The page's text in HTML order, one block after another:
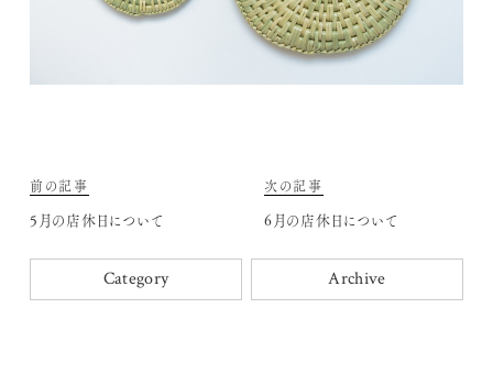
前の記事
5月の店休日について
次の記事
6月の店休日について
Category Archive